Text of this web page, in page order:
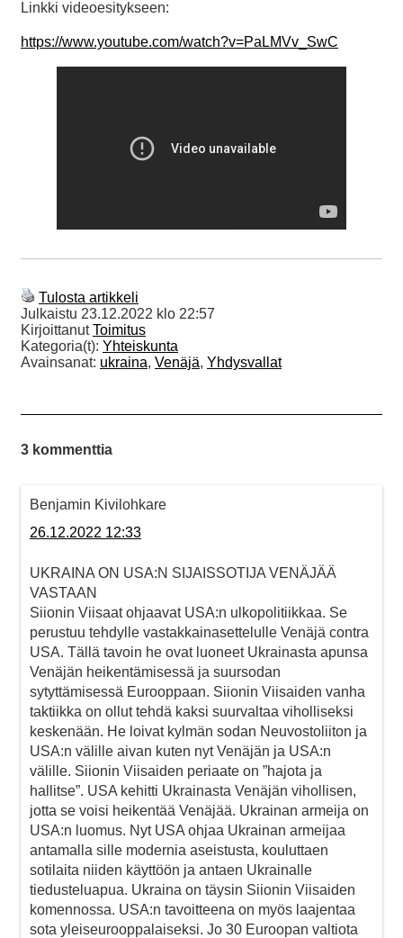
Linkki videoesitykseen:
https://www.youtube.com/watch?v=PaLMVv_SwC
Tulosta artikkeli
Julkaistu 23.12.2022 klo 22:57
KirjoittanutToimitus
Kategoria(t): Yhteiskunta
Avainsanat: ukraina, Venäjä, Yhdysvallat
3 kommenttia
Benjamin Kivilohkare
26.12.2022 12:33
UKRAINA ON USA:N SIJAISSOTIJA VENÄJÄÄ
VASTAAN
Siionin Viisaat ohjaavat USA:n ulkopolitiikkaa. Se
perustuu tehdylle vastakkainasettelulle Venäjä contra
USA. Tällä tavoin he ovat luoneet Ukrainasta apunsa
Venäjän heikentämisessä ja suursodan
sytyttämisessä Eurooppaan. Siionin Viisaiden vanha
taktiikka on ollut tehdä kaksi suurvaltaa viholliseksi
keskenään. He loivat kylmän sodan Neuvostoliiton ja
USA:n välille aivan kuten nyt Venäjän ja USA:n
välille. Siionin Viisaiden periaate on ”hajota ja
hallitse”. USA kehitti Ukrainasta Venäjän vihollisen,
jotta se voisi heikentää Venäjää. Ukrainan armeija on
USA:n luomus. Nyt USA ohjaa Ukrainan armeijaa
antamalla sille modernia aseistusta, kouluttaen
sotilaita niiden käyttöön ja antaen Ukrainalle
tiedusteluapua. Ukraina on täysin Siionin Viisaiden
komennossa. USA:n tavoitteena on myös laajentaa
sota yleiseurooppalaiseksi. Jo 30 Euroopan valtiota